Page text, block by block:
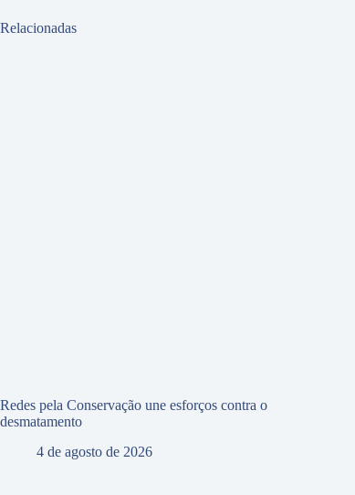
Relacionadas
Redes pela Conservação une esforços contra o
desmatamento
4 de agosto de 2026